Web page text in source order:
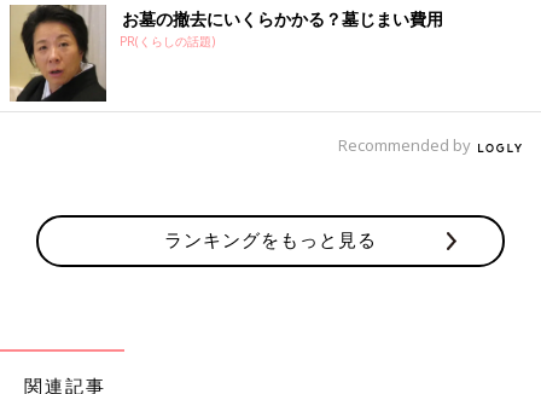
お墓の撤去にいくらかかる？墓じまい費用
PR(くらしの話題)
Recommended by
ランキングをもっと見る
関連記事